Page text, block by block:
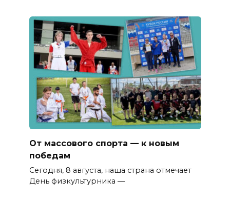
От массового спорта — к новым
победам
Сегодня, 8 августа, наша страна отмечает
День физкультурника —